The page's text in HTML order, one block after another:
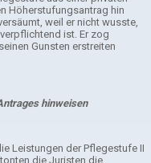
Höherstufungsantrag hin
weil er nicht wusste,
ist. Er zog
Gunsten erstreiten
hinweisen
Leistungen der Pflegestufe II
die Juristen die